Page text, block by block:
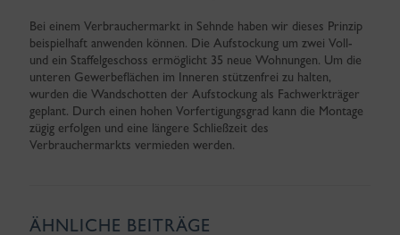
Bei einem Verbrauchermarkt in Sehnde haben wir dieses Prinzip
beispielhaft anwenden können. Die Aufstockung um zwei Voll-
und ein Staffelgeschoss ermöglicht 35 neue Wohnungen. Um die
unteren Gewerbeflächen im Inneren stützenfrei zu halten,
wurden die Wandschotten der Aufstockung als Fachwerkträger
geplant. Durch einen hohen Vorfertigungsgrad kann die Montage
zügig erfolgen und eine längere Schließzeit des
Verbrauchermarkts vermieden werden.
ÄHNLICHE BEITRÄGE